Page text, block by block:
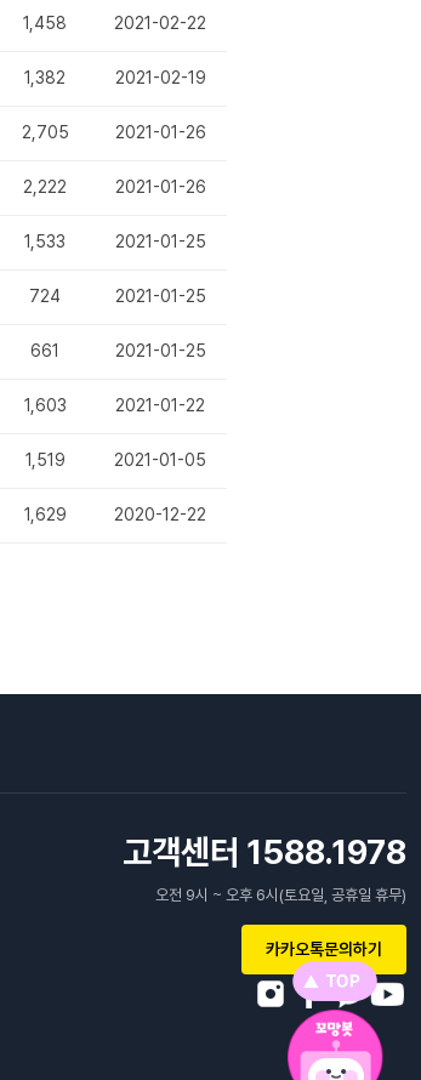
1,458 2021-02-22
1,382 2021-02-19
2,705 2021-01-26
2,222 2021-01-26
1,533 2021-01-25
724 2021-01-25
661 2021-01-25
1,603 2021-01-22
1,519 2021-01-05
1,629 2020-12-22
고객센터 1588.1978
오전 9시 ~ 오후 6시(토요일, 공휴일 휴무)
카카오톡문의하기